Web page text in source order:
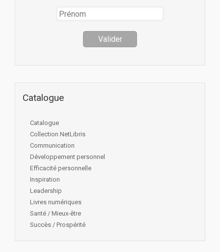
Catalogue
Catalogue
Collection NetLibris
Communication
Développement personnel
Efficacité personnelle
Inspiration
Leadership
Livres numériques
Santé / Mieux-être
Succès / Prospérité